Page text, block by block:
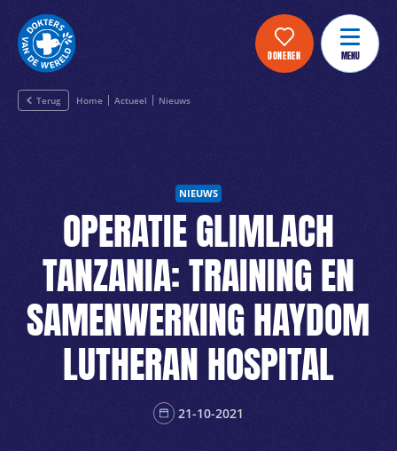
DONEREN MENU
Terug Home Actueel Nieuws
NIEUWS
OPERATIE GLIMLACH
TANZANIA: TRAINING EN
SAMENWERKING HAYDOM
LUTHERAN HOSPITAL
21-10-2021